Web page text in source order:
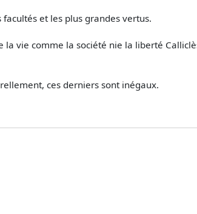
et les plus grandes vertus.
la vie comme la société nie la liberté
ces derniers sont inégaux.